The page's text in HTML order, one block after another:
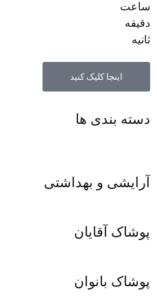
ساعت‌
دقیقه
ثانیه
اینجا کلیک کنید
دسته بندی ها
آرایشی و بهداشتی
پوشاک آقایان
پوشاک بانوان